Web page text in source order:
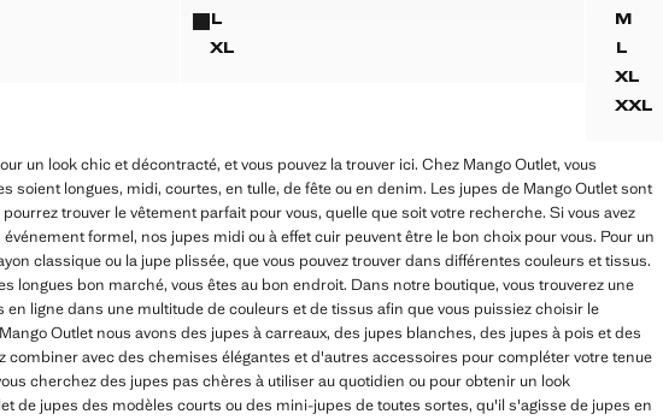
FROISSÉ
FROISSÉ
L
JUPE CRAYON LONGUE FENDUE
XL
JUPE CRAYON LONGUE FENDUE
M
L
XL
XXL
un look chic et décontracté, et vous pouvez la trouver ici. Chez Mango Outlet, vous
soient longues, midi, courtes, en tulle, de fête ou en denim. Les jupes de Mango Outlet sont
trouver le vêtement parfait pour vous, quelle que soit votre recherche. Si vous avez
formel, nos jupes midi ou à effet cuir peuvent être le bon choix pour vous. Pour un
classique ou la jupe plissée, que vous pouvez trouver dans différentes couleurs et tissus.
longues bon marché, vous êtes au bon endroit. Dans notre boutique, vous trouverez une
ligne dans une multitude de couleurs et de tissus afin que vous puissiez choisir le
Outlet nous avons des jupes à carreaux, des jupes blanches, des jupes à pois et des
combiner avec des chemises élégantes et d'autres accessoires pour compléter votre tenue
cherchez des jupes pas chères à utiliser au quotidien ou pour obtenir un look
de jupes des modèles courts ou des mini-jupes de toutes sortes, qu'il s'agisse de jupes en